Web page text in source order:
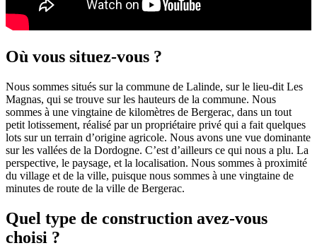
Où vous situez-vous ?
Nous sommes situés sur la commune de Lalinde, sur le lieu-dit Les
Magnas, qui se trouve sur les hauteurs de la commune. Nous
sommes à une vingtaine de kilomètres de Bergerac, dans un tout
petit lotissement, réalisé par un propriétaire privé qui a fait quelques
lots sur un terrain d’origine agricole. Nous avons une vue dominante
sur les vallées de la Dordogne. C’est d’ailleurs ce qui nous a plu. La
perspective, le paysage, et la localisation. Nous sommes à proximité
du village et de la ville, puisque nous sommes à une vingtaine de
minutes de route de la ville de Bergerac.
Quel type de construction avez-vous
choisi ?